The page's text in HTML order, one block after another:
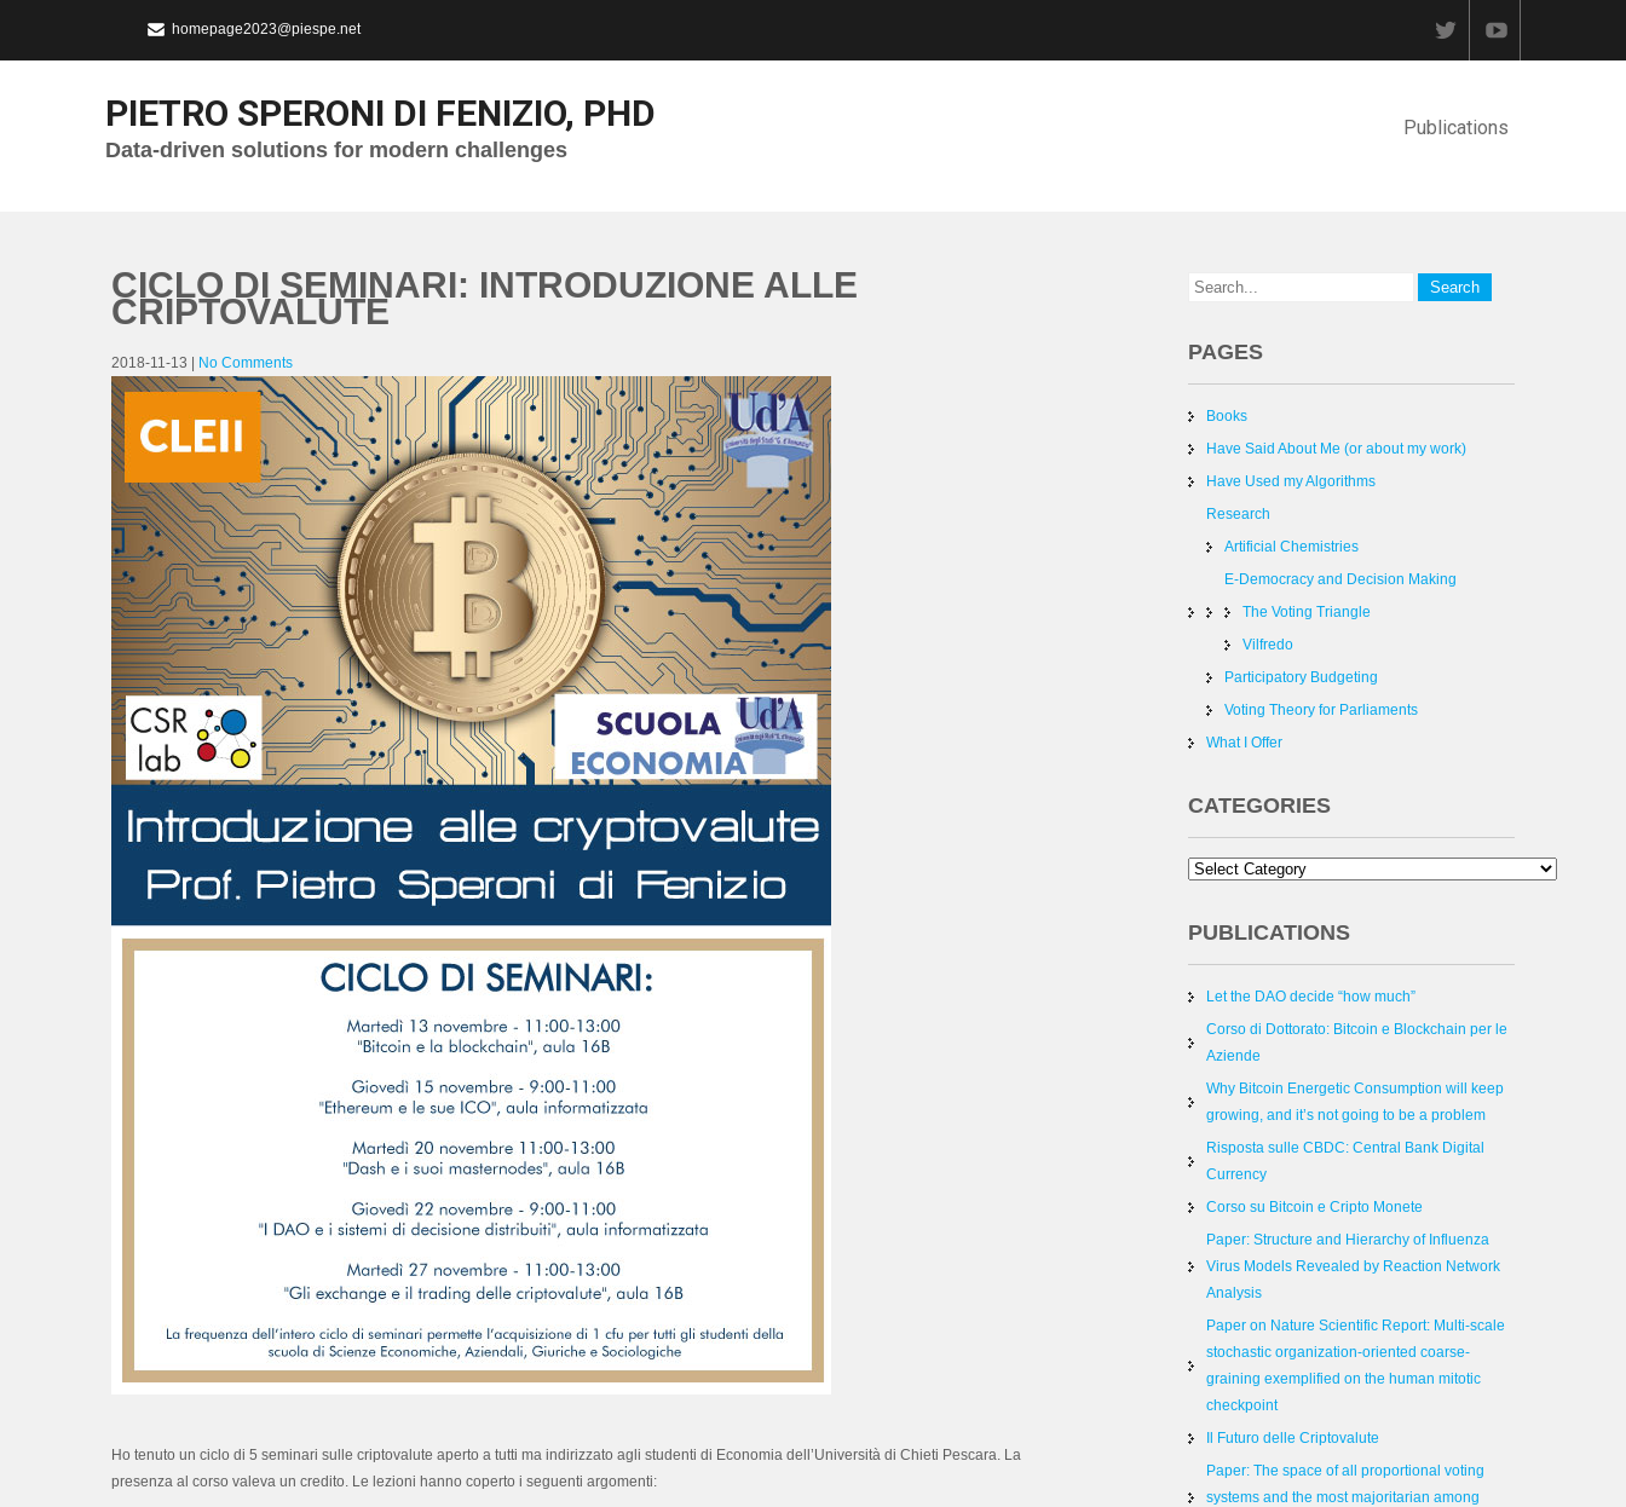
homepage2023@piespe.net
PIETRO SPERONI DI FENIZIO, PHD
Data-driven solutions for modern challenges
Publications
CICLO DI SEMINARI: INTRODUZIONE ALLE
CRIPTOVALUTE
2018-11-13 No Comments
Ho tenuto un ciclo di 5 seminari sulle criptovalute aperto a tutti ma indirizzato agli studenti di Economia dell’Università di Chieti Pescara. La
presenza al corso valeva un credito. Le lezioni hanno coperto i seguenti argomenti:
PAGES
Books
Have Said About Me (or about my work)
Have Used my Algorithms
Research
Artificial Chemistries
E-Democracy and Decision Making
The Voting Triangle
Vilfredo
Participatory Budgeting
Voting Theory for Parliaments
What I Offer
CATEGORIES
PUBLICATIONS
Let the DAO decide “how much”
Corso di Dottorato: Bitcoin e Blockchain per le
Aziende
Why Bitcoin Energetic Consumption will keep
growing, and it’s not going to be a problem
Risposta sulle CBDC: Central Bank Digital
Currency
Corso su Bitcoin e Cripto Monete
Paper: Structure and Hierarchy of Influenza
Virus Models Revealed by Reaction Network
Analysis
Paper on Nature Scientific Report: Multi-scale
stochastic organization-oriented coarse-
graining exemplified on the human mitotic
checkpoint
Il Futuro delle Criptovalute
Paper: The space of all proportional voting
systems and the most majoritarian among